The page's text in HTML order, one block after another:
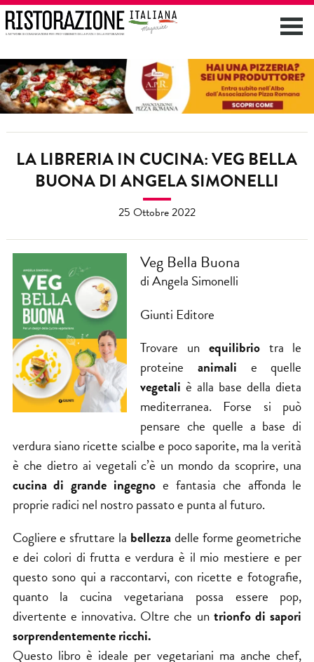
LA LIBRERIA IN CUCINA: VEG BELLA
BUONA DI ANGELA SIMONELLI
25 Ottobre 2022
Veg Bella Buona
di Angela Simonelli
Giunti Editore
Trovare un equilibriotra le
proteine animali e quelle
vegetali è alla base della dieta
mediterranea. Forse si può
pensare che quelle a base di
verdura siano ricette scialbe e poco saporite, ma la verità
è che dietro ai vegetali c’è un mondo da scoprire, una
cucina di grande ingegno e fantasia che affonda le
proprie radici nel nostro passato e punta al futuro.
Cogliere e sfruttare la bellezza delle forme geometriche
e dei colori di frutta e verdura è il mio mestiere e per
questo sono qui a raccontarvi, con ricette e fotografie,
quanto la cucina vegetariana possa essere pop,
divertente e innovativa. Oltre che un trionfo di sapori
sorprendentemente ricchi.
Questo libro è ideale per vegetariani ma anche chef,